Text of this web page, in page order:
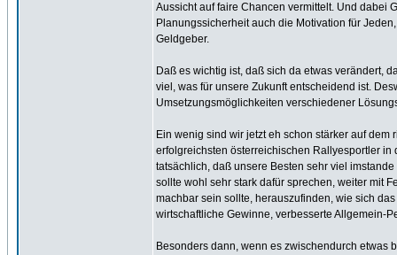
Aussicht auf faire Chancen vermittelt. Und dabei
Planungssicherheit auch die Motivation für
Geldgeber.
Daß es wichtig ist, daß sich da etwas verändert,
viel, was für unsere Zukunft entscheidend ist.
Umsetzungsmöglichkeiten verschiedener
Ein wenig sind wir jetzt eh schon stärker auf
erfolgreichsten österreichischen Rallyesportler
tatsächlich, daß unsere Besten sehr viel
sollte wohl sehr stark dafür sprechen, weiter mit
machbar sein sollte, herauszufinden, wie sich
wirtschaftliche Gewinne, verbesserte Allgemein-
Besonders dann, wenn es zwischendurch etwas